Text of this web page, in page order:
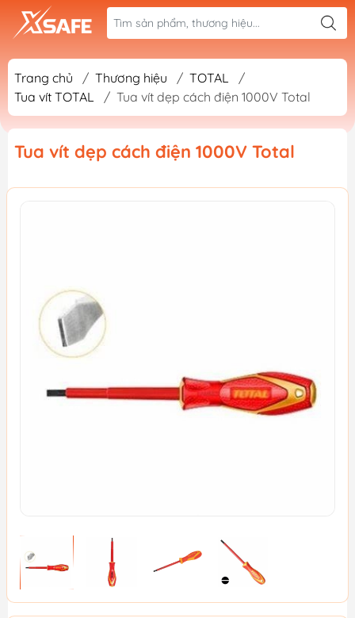
Trang chủ / Thương hiệu / TOTAL
/
Tua vít TOTAL
/ Tua vít dẹp cách điện 1000V Total
Tua vít dẹp cách điện 1000V Total